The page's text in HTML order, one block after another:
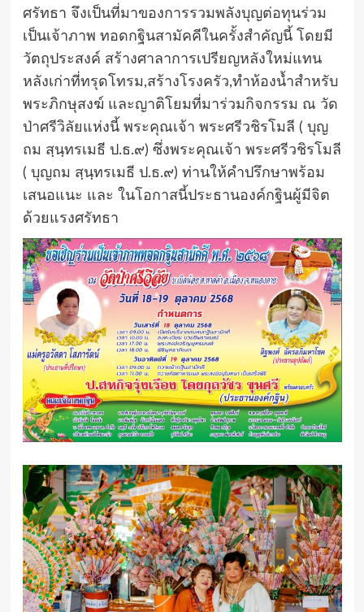
ศรัทธา จึงเป็นที่มาของการรวมพลังบุญต่อทุนร่วม
เป็นเจ้าภาพ ทอดกฐินสามัคคีในครั้งสำคัญนี้ โดยมี
วัตถุประสงค์ สร้างศาลาการเปรียญหลังใหม่แทน
หลังเก่าที่ทรุดโทรม,สร้างโรงครัว,ทำห้องน้ำสำหรับ
พระภิกษุสงฆ์ และญาติโยมที่มาร่วมกิจกรรม ณ วัด
ป่าศรีวิลัยแห่งนี้ พระคุณเจ้า พระศรีวชิรโมลี ( บุญ
ถม สฺนฺทรเมธี ป.ธ.๙) ซึ่งพระคุณเจ้า พระศรีวชิรโมลี
( บุญถม สฺนฺทรเมธี ป.ธ.๙) ท่านให้คำปรึกษาพร้อม
เสนอแนะ และ ในโอกาสนี้ประธานองค์กฐินผู้มีจิต
ด้วยแรงศรัทธา